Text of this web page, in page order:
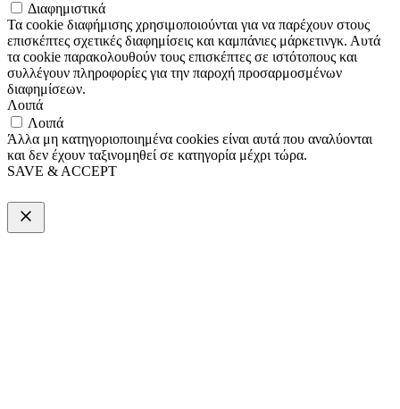
Διαφημιστικά
Τα cookie διαφήμισης χρησιμοποιούνται για να παρέχουν στους
επισκέπτες σχετικές διαφημίσεις και καμπάνιες μάρκετινγκ. Αυτά
τα cookie παρακολουθούν τους επισκέπτες σε ιστότοπους και
συλλέγουν πληροφορίες για την παροχή προσαρμοσμένων
διαφημίσεων.
Λοιπά
Λοιπά
Άλλα μη κατηγοριοποιημένα cookies είναι αυτά που αναλύονται
και δεν έχουν ταξινομηθεί σε κατηγορία μέχρι τώρα.
SAVE & ACCEPT